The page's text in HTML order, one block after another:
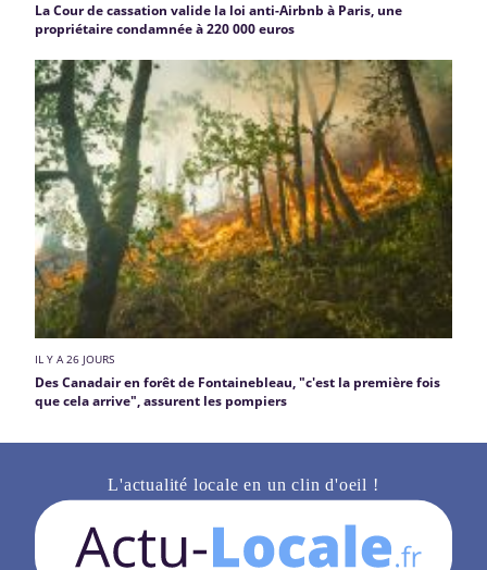
La Cour de cassation valide la loi anti-Airbnb à Paris, une
propriétaire condamnée à 220 000 euros
IL Y A 26 JOURS
Des Canadair en forêt de Fontainebleau, "c'est la première fois
que cela arrive", assurent les pompiers
L'actualité locale en un clin d'oeil !